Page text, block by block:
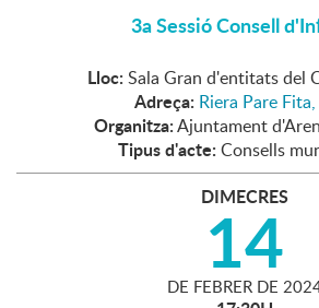
3a Sessió Consell
Lloc: Sala Gran d'entitats del
Adreça: Riera Pare
Organitza:Ajuntament
Tipus d'acte: Consells
DIMECRES
14
DE FEBRER DE